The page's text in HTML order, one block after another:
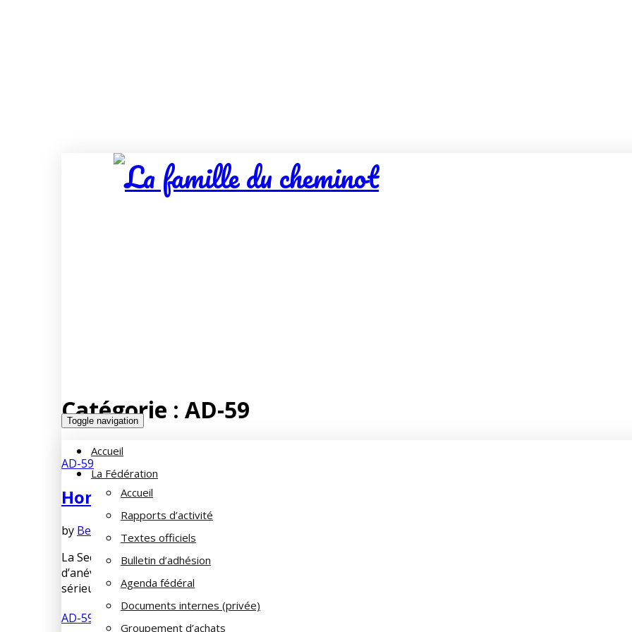
Toggle navigation
Accueil
La Fédération
Accueil
Rapports d’activité
Textes officiels
Bulletin d’adhésion
Agenda fédéral
Documents internes (privée)
Groupement d’achats
Catégorie : AD-59
AD-59
Hommage à Liliane OUART – Section de LILLE
by Bernard SOORBEEK mars 17, 2021
La Section de LILLE de la Famille du Cheminot vient de perdre soudainement sa trésorière, Liliane OUART,
d’anévrisme. Liliane OUART gérait la bourse de la Section de LILLE de la Famille du Cheminot du Nord avec
sérieux, pour le plus grand […]
AD-59